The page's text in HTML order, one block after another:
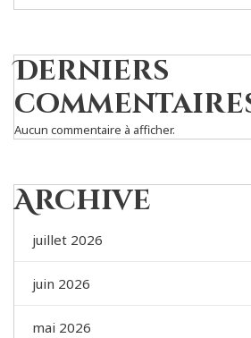
Derniers
Aucun commentaire à afficher.
Archive
juillet 2026
juin 2026
mai 2026